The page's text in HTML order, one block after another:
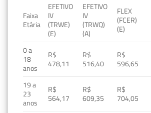
Faixa
Etária
EFETIVO
IV
(TRWE)
(E)
EFETIVO
IV
(TRWQ)
(A)
FLEX
(FCER)
(E)
0 a
18
anos
R$
478,11
R$
516,40
R$
596,65
19 a
23
anos
R$
564,17
R$
609,35
R$
704,05